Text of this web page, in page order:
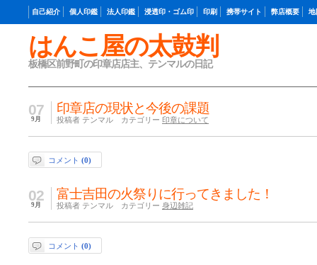
はんこ屋の太鼓判
板橋区前野町の印章店店主、テンマルの日記
自己紹介 個人印鑑 法人印鑑 浸透印・ゴム印 印刷 携帯サイト 弊店概要 地
印章店の現状と今後の課題
07
9月 投稿者 テンマル カテゴリー 印章について
コメント (0)
富士吉田の火祭りに行ってきました！
02
9月 投稿者 テンマル カテゴリー 身辺雑記
コメント (0)